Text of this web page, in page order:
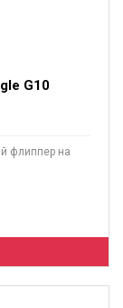
G10
флиппер на